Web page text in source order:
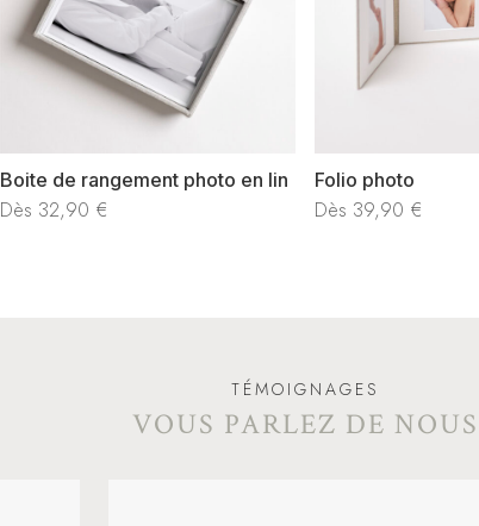
Boite de rangement photo en lin
Dès 32,90 €
Folio photo
Dès 39,90 €
TÉMOIGNAGES
VOUS PARLEZ DE NOUS